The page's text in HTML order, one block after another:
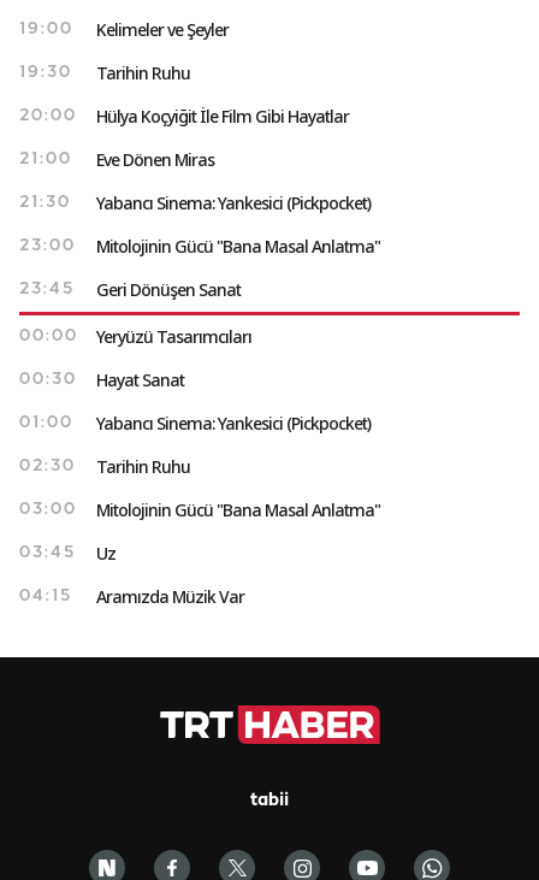
19:00 Kelimeler ve Şeyler
19:30 Tarihin Ruhu
20:00 Hülya Koçyiğit İle Film Gibi Hayatlar
21:00 Eve Dönen Miras
21:30 Yabancı Sinema: Yankesici (Pickpocket)
23:00 Mitolojinin Gücü "Bana Masal Anlatma"
23:45 Geri Dönüşen Sanat
00:00 Yeryüzü Tasarımcıları
00:30 Hayat Sanat
01:00 Yabancı Sinema: Yankesici (Pickpocket)
02:30 Tarihin Ruhu
03:00 Mitolojinin Gücü "Bana Masal Anlatma"
03:45 Uz
04:15 Aramızda Müzik Var
tabii